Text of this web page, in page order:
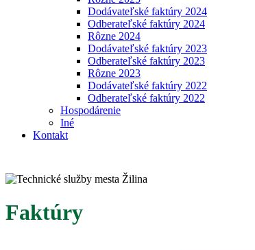
Dodávateľské faktúry 2024
Odberateľské faktúry 2024
Rôzne 2024
Dodávateľské faktúry 2023
Odberateľské faktúry 2023
Rôzne 2023
Dodávateľské faktúry 2022
Odberateľské faktúry 2022
Hospodárenie
Iné
Kontakt
Faktúry